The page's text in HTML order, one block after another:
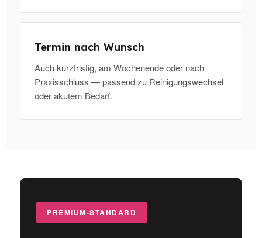
Termin nach Wunsch
Auch kurzfristig, am Wochenende oder nach
Praxisschluss — passend zu Reinigungswechsel
oder akutem Bedarf.
PREMIUM-STANDARD